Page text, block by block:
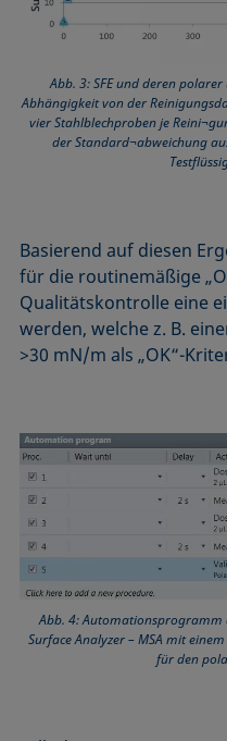
Abb. 3: SFE und deren
Abhängigkeit von der
vier Stahlblechproben je
der Standard¬abweichung
Basierend auf diesen
für die routinemäßige
Qualitätskontrolle eine
werden, welche z. B.
>30 mN/m als „OK“-
Abb. 4: Automationsprogramm
Surface Analyzer – MSA mit
für den